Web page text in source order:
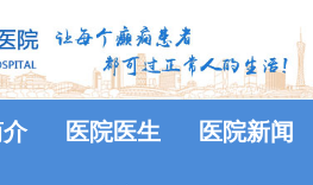
介 医院医生 医院新闻